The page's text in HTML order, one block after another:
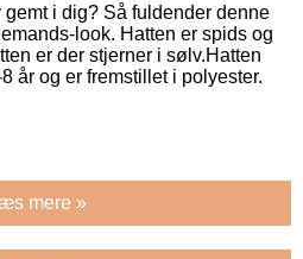
i dig? Så fuldender denne
look. Hatten er spids og
er der stjerner i sølv.Hatten
år og er fremstillet i polyester.
mere »